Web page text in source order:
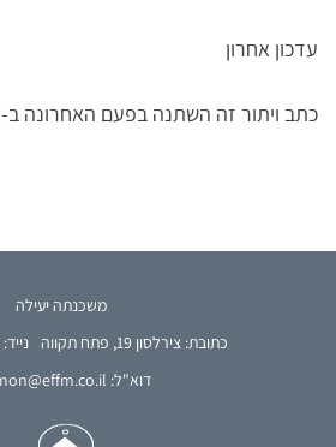
עדכון אחרון
כתב ויתור זה השתנה בפעם האחרונה ב- 2/10/2023
משכנתה יעילה
כתובת: צירלסון 19, פתח תקווה
נייד: 054-5232-799
דוא"ל: rimon@effm.co.il